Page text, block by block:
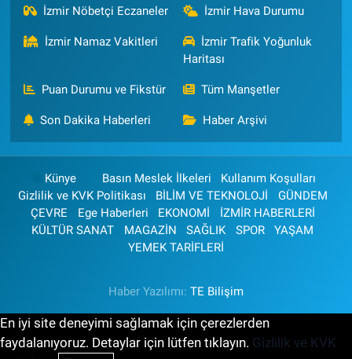
İzmir Nöbetçi Eczaneler İzmir Hava Durumu
İzmir Namaz Vakitleri
İzmir Trafik Yoğunluk
Haritası
Puan Durumu ve Fikstür Tüm Manşetler
Son Dakika Haberleri Haber Arşivi
Künye Basın Meslek İlkeleri
Kullanım Koşulları
Gizlilik ve KVK Politikası
BİLİM VE TEKNOLOJİ
GÜNDEM
ÇEVRE
Ege Haberleri EKONOMİ
İZMİR HABERLERİ
KÜLTÜR SANAT
MAGAZİN SAĞLIK SPOR
YAŞAM
YEMEK TARİFLERİ
Haber Yazılımı: TE Bilişim
En iyi site deneyimi sağlamak için çerezlerden
faydalanıyoruz. Detaylar için lütfen tıklayın. Gizlilik ve KVK